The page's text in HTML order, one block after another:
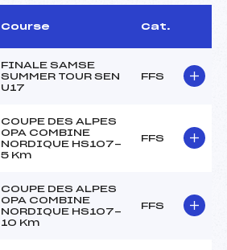
Course Cat.
FINALE SAMSE
SUMMER TOUR SEN
U17
FFS
COUPE DES ALPES
OPA COMBINE
NORDIQUE HS107-
5 Km
FFS
COUPE DES ALPES
OPA COMBINE
NORDIQUE HS107-
10 Km
FFS